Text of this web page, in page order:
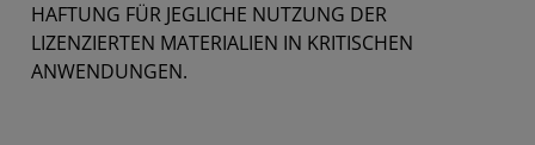
HAFTUNG FÜR JEGLICHE NUTZUNG DER
LIZENZIERTEN MATERIALIEN IN KRITISCHEN
ANWENDUNGEN.